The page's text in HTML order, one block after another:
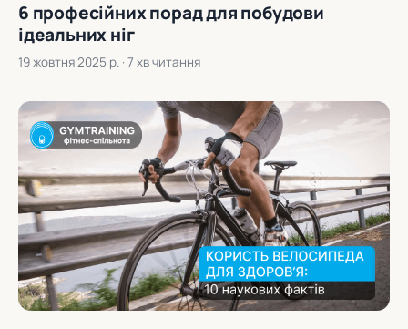
6 професійних порад для побудови
ідеальних ніг
19 жовтня 2025 р. · 7 хв читання